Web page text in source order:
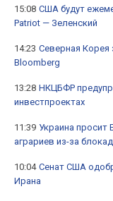
15:08 США будут
Patriot — Зеленский
14:23 Северная Корея
Bloomberg
13:28 НКЦБФР
инвестпроектах
11:39 Украина
аграриев из-за
10:04 Сенат США
Ирана